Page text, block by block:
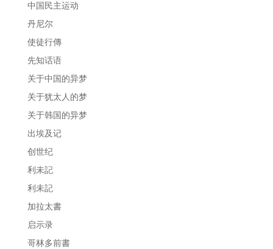
中国民主运动
丹尼尔
使徒行傳
先知话语
关于中国的异梦
关于犹太人的梦
关于韩国的异梦
出埃及记
创世纪
利未記
利未記
加拉太書
启示录
哥林多前書